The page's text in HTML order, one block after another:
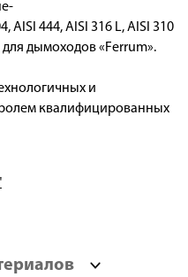
444, AISI 316 L, AISI 310
дымоходов «Ferrum».
и
квалифицированных